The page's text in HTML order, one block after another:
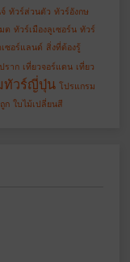
ทัวร์ส่วนตัว ทัวร์อังกษ
ต ทัวร์เมืองลูเซอร์น ทัวร์
ซอร์แลนด์ สิ่งที่ต้องรู้
ราก เที่ยวจอร์แดน เที่ยว
ทัวร์ญี่ปุ่น โปรแกรม
ก ใบไม้เปลี่ยนสี